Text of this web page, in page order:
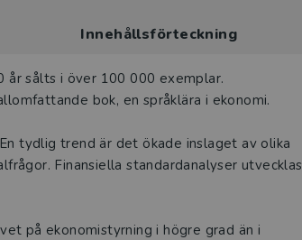
Innehållsförteckning
år sålts i över 100 000 exemplar.
bok, en språklära i ekonomi.
tydlig trend är det ökade inslaget av olika
Finansiella standard­analyser utvecklas
på ekonomistyrning i högre grad än i